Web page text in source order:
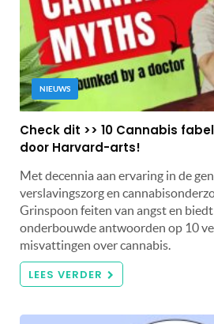
NIEUWS
Check dit >> 10 Cannabis
door Harvard-arts!
Met decennia aan ervaring in de
verslavingszorg en
Grinspoon feiten van angst en
onderbouwde antwoorden op 10
misvattingen over cannabis.
LEES VERDER